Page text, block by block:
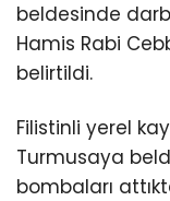
beldesinde
Hamis Rabi
belirtildi.
Filistinli yerel
Turmusaya
bombaları